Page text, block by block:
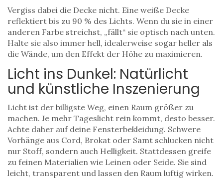
Vergiss dabei die Decke nicht. Eine weiße Decke
reflektiert bis zu 90 % des Lichts. Wenn du sie in einer
anderen Farbe streichst, „fällt“ sie optisch nach unten.
Halte sie also immer hell, idealerweise sogar heller als
die Wände, um den Effekt der Höhe zu maximieren.
Licht ins Dunkel: Natürlicht
und künstliche Inszenierung
Licht ist der billigste Weg, einen Raum größer zu
machen. Je mehr Tageslicht rein kommt, desto besser.
Achte daher auf deine Fensterbekleidung. Schwere
Vorhänge aus Cord, Brokat oder Samt schlucken nicht
nur Stoff, sondern auch Helligkeit. Stattdessen greife
zu feinen Materialien wie Leinen oder Seide. Sie sind
leicht, transparent und lassen den Raum luftig wirken.